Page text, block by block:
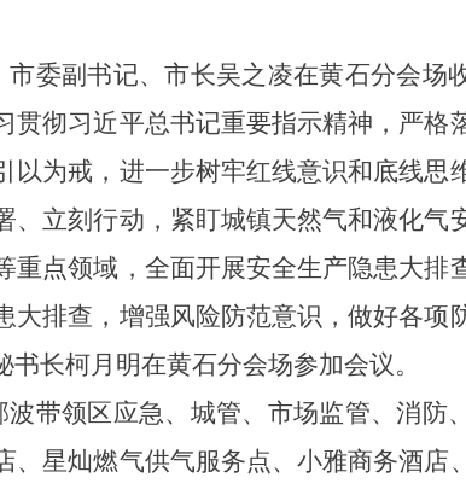
委副书记、市长吴之凌在黄石分会场
彻习近平总书记重要指示精神，严格
为戒，进一步树牢红线意识和底线思
立刻行动，紧盯城镇天然气和液化气
点领域，全面开展安全生产隐患大排
排查，增强风险防范意识，做好各项
长柯月明在黄石分会场参加会议。
带领区应急、城管、市场监管、消防
星灿燃气供气服务点、小雅商务酒店